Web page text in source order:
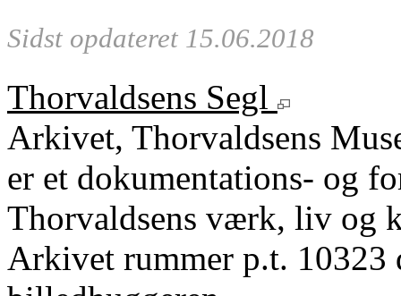
Sidst opdateret 15.06.2018
Thorvaldsens Segl
Arkivet, Thorvaldsens
er et dokumentations- og
Thorvaldsens værk, liv og
Arkivet rummer p.t.